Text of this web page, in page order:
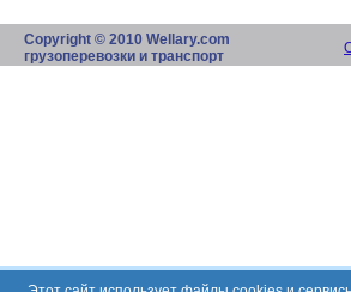
Copyright © 2010 Wellary.com
грузоперевозки и транспорт